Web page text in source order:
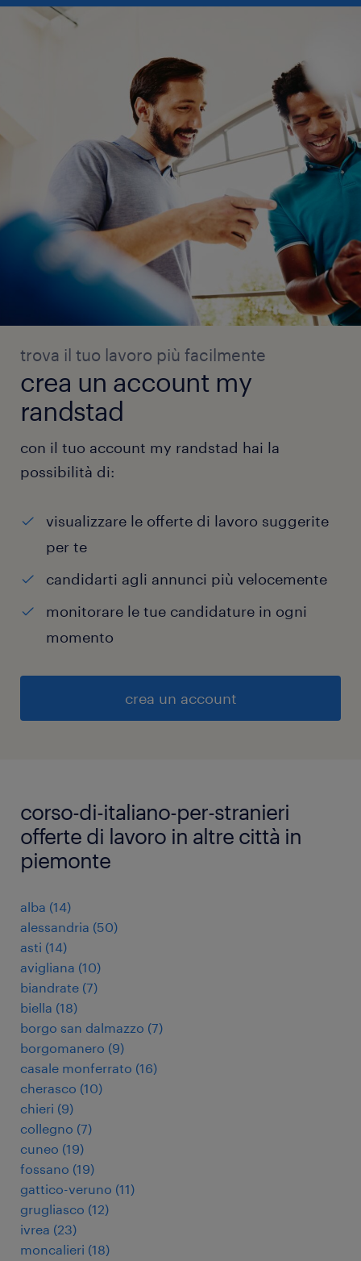
trova il tuo lavoro più facilmente
crea un account my
randstad
con il tuo account my randstad hai la
possibilità di:
visualizzare le offerte di lavoro suggerite
per te
candidarti agli annunci più velocemente
monitorare le tue candidature in ogni
momento
crea un account
corso-di-italiano-per-stranieri
offerte di lavoro in altre città in
piemonte
alba (14)
alessandria (50)
asti (14)
avigliana (10)
biandrate (7)
biella (18)
borgo san dalmazzo (7)
borgomanero (9)
casale monferrato (16)
cherasco (10)
chieri (9)
collegno (7)
cuneo (19)
fossano (19)
gattico-veruno (11)
grugliasco (12)
ivrea (23)
moncalieri (18)